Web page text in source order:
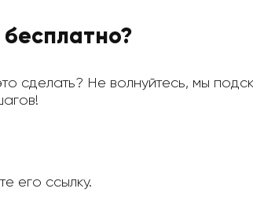
сделать? Не волнуйтесь, мы
его ссылку.